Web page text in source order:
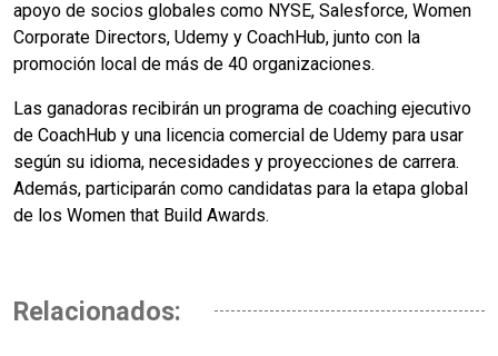
apoyo de socios globales como NYSE, Salesforce, Women
Corporate Directors, Udemy y CoachHub, junto con la
promoción local de más de 40 organizaciones.
Las ganadoras recibirán un programa de coaching ejecutivo
de CoachHub y una licencia comercial de Udemy para usar
según su idioma, necesidades y proyecciones de carrera.
Además, participarán como candidatas para la etapa global
de los Women that Build Awards.
Relacionados: